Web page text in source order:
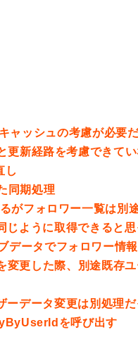
ャッシュの考慮が必要
新経路を考慮できてい
し
同期処理
がフォロワー一覧は別
じように取得できると思
データでフォロワー情
更した際、別途既存
ーデータ変更は別処理だ
を呼び出す